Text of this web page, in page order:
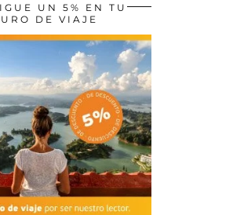
UN 5% EN TU
DE VIAJE